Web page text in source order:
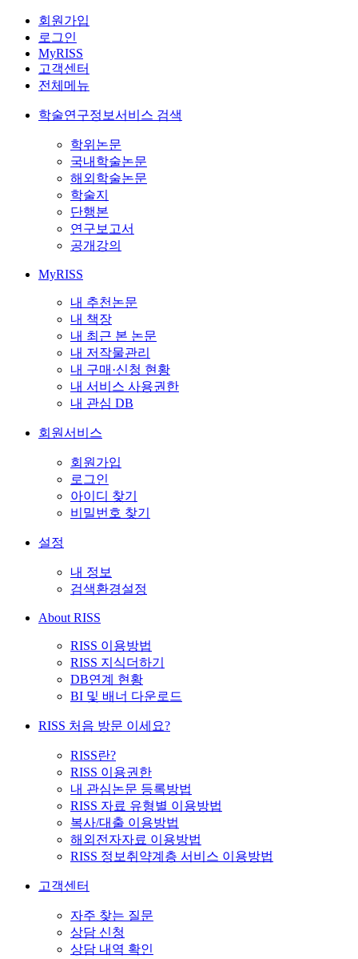
회원가입
로그인
MyRISS
고객센터
전체메뉴
학술연구정보서비스 검색
학위논문
국내학술논문
해외학술논문
학술지
단행본
연구보고서
공개강의
MyRISS
내 추천논문
내 책장
내 최근 본 논문
내 저작물관리
내 구매·신청 현황
내 서비스 사용권한
내 관심 DB
회원서비스
회원가입
로그인
아이디 찾기
비밀번호 찾기
설정
내 정보
검색환경설정
About RISS
RISS 이용방법
RISS 지식더하기
DB연계 현황
BI 및 배너 다운로드
RISS 처음 방문 이세요?
RISS란?
RISS 이용권한
내 관심논문 등록방법
RISS 자료 유형별 이용방법
복사/대출 이용방법
해외전자자료 이용방법
RISS 정보취약계층 서비스 이용방법
고객센터
자주 찾는 질문
상담 신청
상담 내역 확인